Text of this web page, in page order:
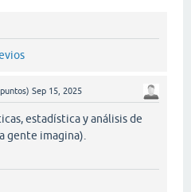
puntos) Sep 15, 2025
estadística y análisis de
gente imagina).